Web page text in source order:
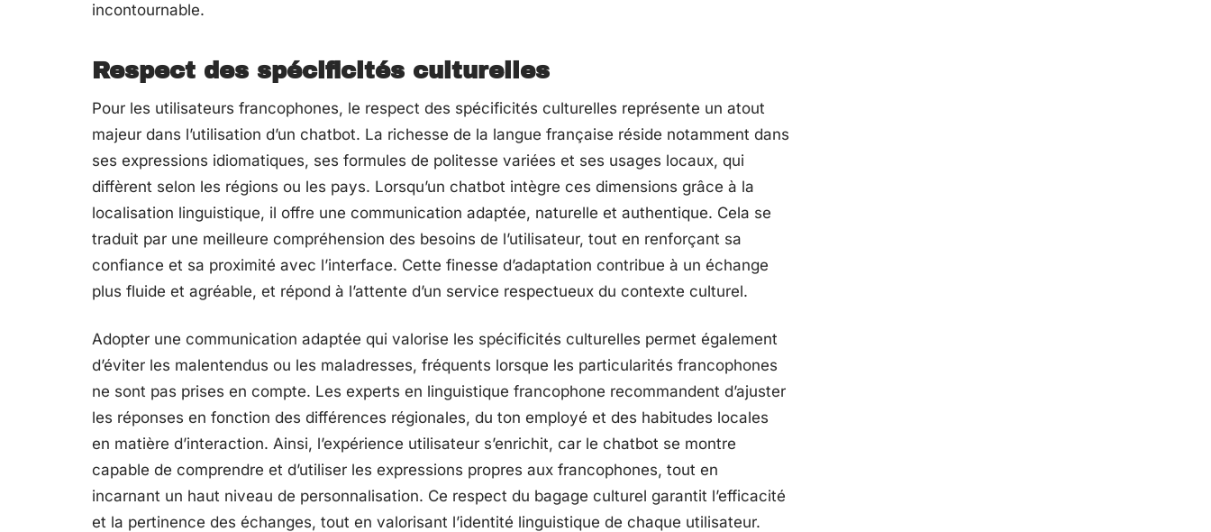
incontournable.
Respect des spécificités culturelles
Pour les utilisateurs francophones, le respect des spécificités culturelles représente un atout
majeur dans l’utilisation d’un chatbot. La richesse de la langue française réside notamment dans
ses expressions idiomatiques, ses formules de politesse variées et ses usages locaux, qui
diffèrent selon les régions ou les pays. Lorsqu’un chatbot intègre ces dimensions grâce à la
localisation linguistique, il offre une communication adaptée, naturelle et authentique. Cela se
traduit par une meilleure compréhension des besoins de l’utilisateur, tout en renforçant sa
confiance et sa proximité avec l’interface. Cette finesse d’adaptation contribue à un échange
plus fluide et agréable, et répond à l’attente d’un service respectueux du contexte culturel.
Adopter une communication adaptée qui valorise les spécificités culturelles permet également
d’éviter les malentendus ou les maladresses, fréquents lorsque les particularités francophones
ne sont pas prises en compte. Les experts en linguistique francophone recommandent d’ajuster
les réponses en fonction des différences régionales, du ton employé et des habitudes locales
en matière d’interaction. Ainsi, l’expérience utilisateur s’enrichit, car le chatbot se montre
capable de comprendre et d’utiliser les expressions propres aux francophones, tout en
incarnant un haut niveau de personnalisation. Ce respect du bagage culturel garantit l’efficacité
et la pertinence des échanges, tout en valorisant l’identité linguistique de chaque utilisateur.